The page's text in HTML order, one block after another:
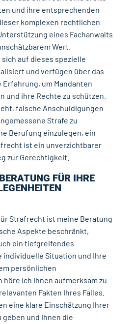
und ihre entsprechenden
komplexen rechtlichen
eines Fachanwalts
Wert.
auf dieses spezielle
und verfügen über das
Erfahrung, um Mandanten
und ihre Rechte zu schützen.
falsche Anschuldigungen
Strafe zu
Berufung einzulegen, ein
ist ein unverzichtbarer
zur Gerechtigkeit.
FÜR IHRE
Strafrecht ist meine Beratung
Aspekte beschränkt,
ein tiefgreifendes
individuelle Situation und Ihre
persönlichen
ich Ihnen aufmerksam zu
Fakten Ihres Falles.
eine klare Einschätzung Ihrer
und Ihnen die